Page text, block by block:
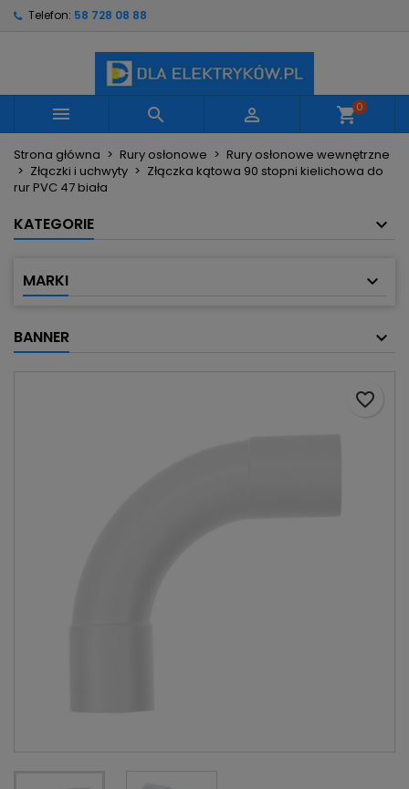
Telefon: 58 728 08 88
   shopping_cart0
Strona główna Rury osłonowe
Rury osłonowe wewnętrzne
Złączki i uchwyty
Złączka kątowa 90 stopni kielichowa do
rur PVC 47 biała
KATEGORIE
MARKI
BANNER
favorite_border
Utwórz nową listę
Nazwa listy życzeń
Anuluj Utwórz listę życzeń
Musisz być zalogowany by zapisać produkty na
swojej liście życzeń.
Anuluj Zaloguj się